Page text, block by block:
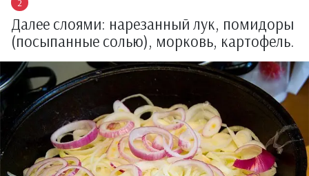
Далее слоями: нарезанный лук, помидоры
(посыпанные солью), морковь, картофель.